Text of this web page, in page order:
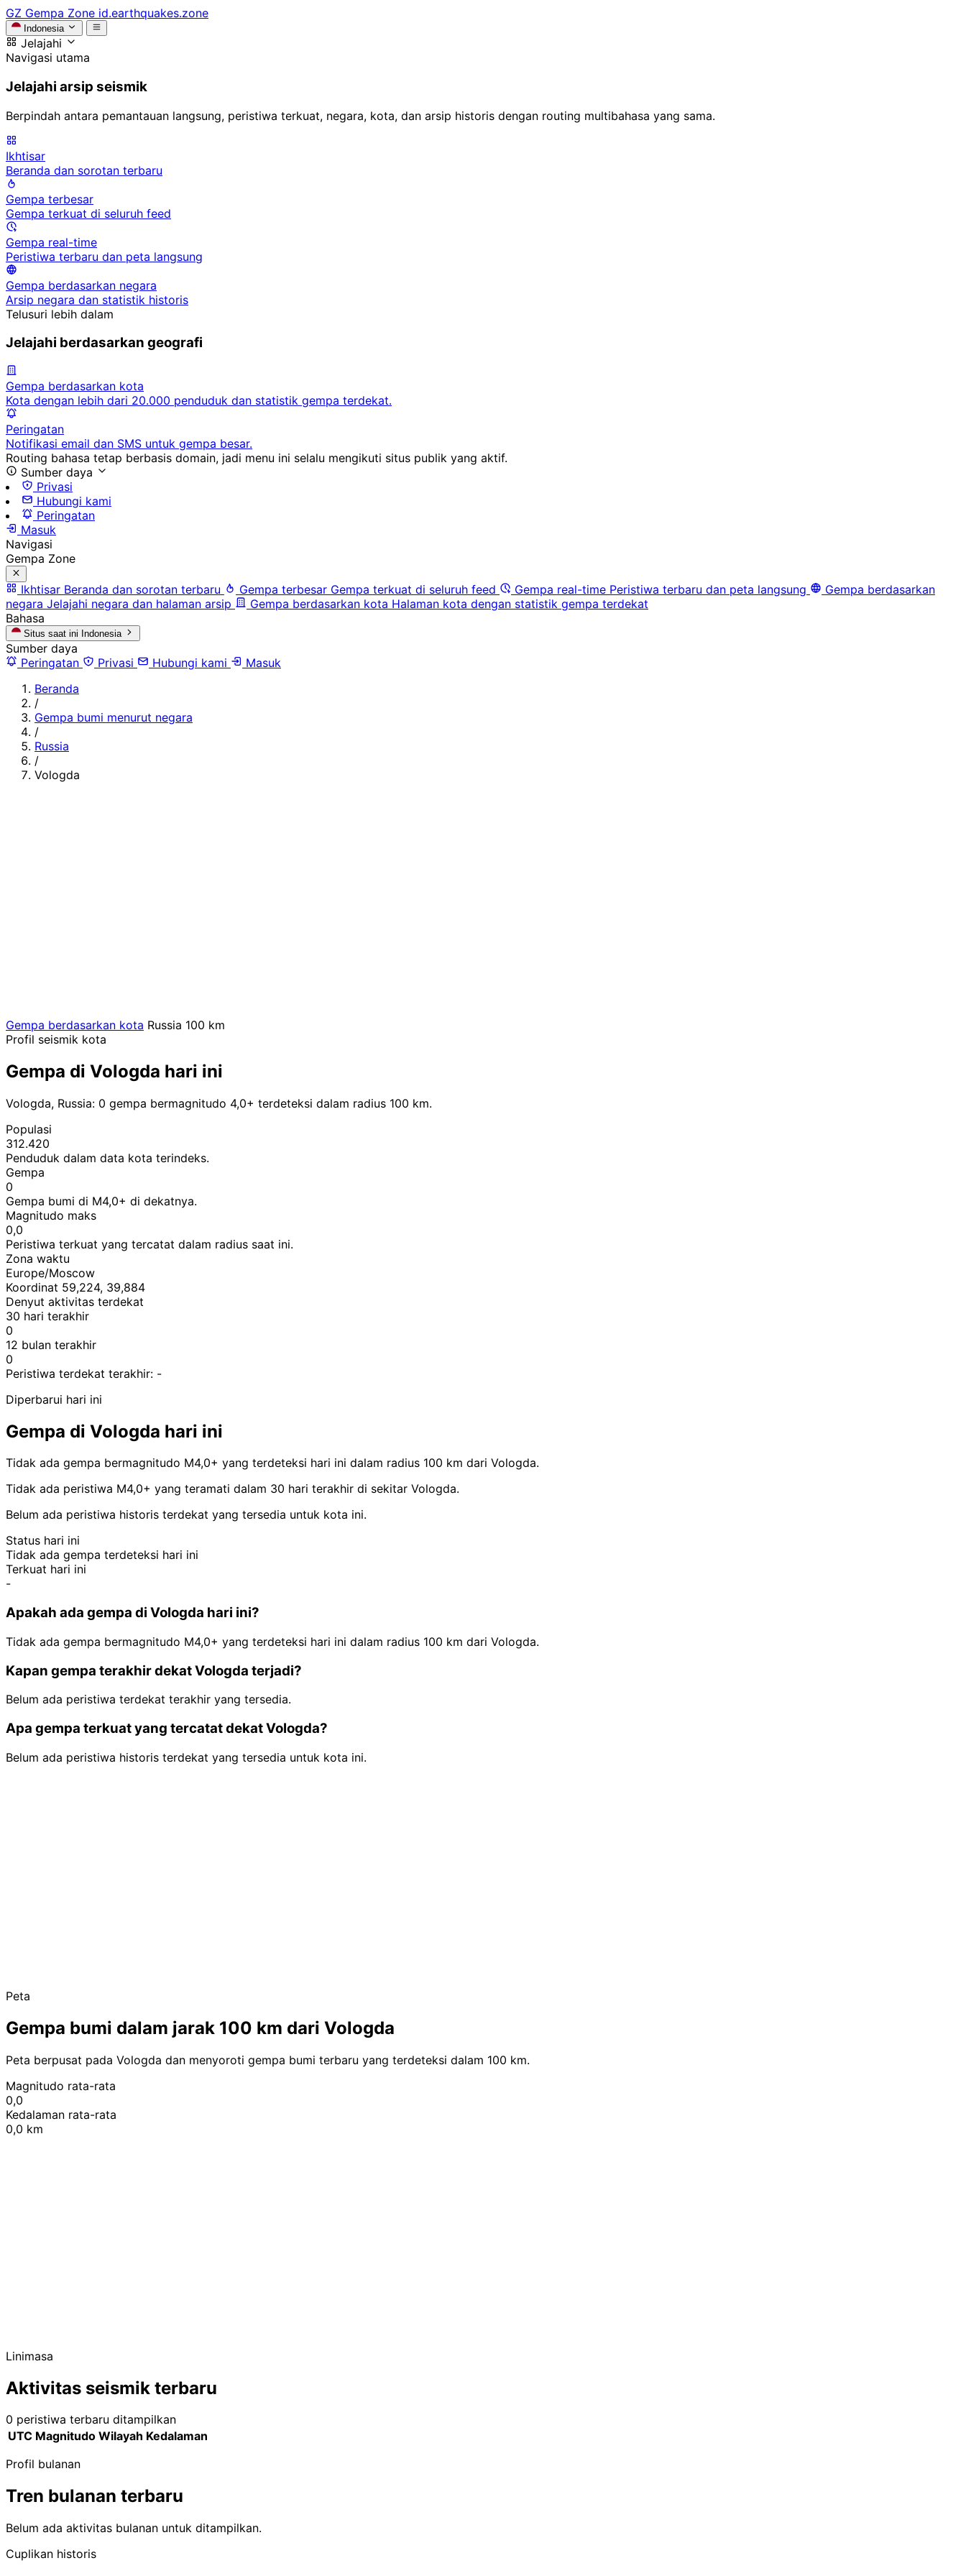
GZ Gempa Zone id.earthquakes.zone
Indonesia
Jelajahi
Navigasi utama
Jelajahi arsip seismik
Berpindah antara pemantauan langsung, peristiwa terkuat, negara, kota, dan arsip historis dengan routing multibahasa yang sama.
Ikhtisar
Beranda dan sorotan terbaru
Gempa terbesar
Gempa terkuat di seluruh feed
Gempa real-time
Peristiwa terbaru dan peta langsung
Gempa berdasarkan negara
Arsip negara dan statistik historis
Telusuri lebih dalam
Jelajahi berdasarkan geografi
Gempa berdasarkan kota
Kota dengan lebih dari 20.000 penduduk dan statistik gempa terdekat.
Peringatan
Notifikasi email dan SMS untuk gempa besar.
Routing bahasa tetap berbasis domain, jadi menu ini selalu mengikuti situs publik yang aktif.
Sumber daya
Privasi
Hubungi kami
Peringatan
Masuk
Navigasi
Gempa Zone
Ikhtisar Beranda dan sorotan terbaru Gempa terbesar Gempa terkuat di seluruh feed Gempa real-time Peristiwa terbaru dan peta langsung
Gempa berdasarkan
negara Jelajahi negara dan halaman arsip Gempa berdasarkan kota Halaman kota dengan statistik gempa terdekat
Bahasa
Situs saat ini Indonesia
Sumber daya
Peringatan
Privasi Hubungi kami
Masuk
Beranda
/
Gempa bumi menurut negara
/
Russia
/
Vologda
Gempa berdasarkan kota Russia 100 km
Profil seismik kota
Gempa di Vologda hari ini
Vologda, Russia: 0 gempa bermagnitudo 4,0+ terdeteksi dalam radius 100 km.
Populasi
312.420
Penduduk dalam data kota terindeks.
Gempa
0
Gempa bumi di M4,0+ di dekatnya.
Magnitudo maks
0,0
Peristiwa terkuat yang tercatat dalam radius saat ini.
Zona waktu
Europe/Moscow
Koordinat 59,224, 39,884
Denyut aktivitas terdekat
30 hari terakhir
0
12 bulan terakhir
0
Peristiwa terdekat terakhir: -
Diperbarui hari ini
Gempa di Vologda hari ini
Tidak ada gempa bermagnitudo M4,0+ yang terdeteksi hari ini dalam radius 100 km dari Vologda.
Tidak ada peristiwa M4,0+ yang teramati dalam 30 hari terakhir di sekitar Vologda.
Belum ada peristiwa historis terdekat yang tersedia untuk kota ini.
Status hari ini
Tidak ada gempa terdeteksi hari ini
Terkuat hari ini
-
Apakah ada gempa di Vologda hari ini?
Tidak ada gempa bermagnitudo M4,0+ yang terdeteksi hari ini dalam radius 100 km dari Vologda.
Kapan gempa terakhir dekat Vologda terjadi?
Belum ada peristiwa terdekat terakhir yang tersedia.
Apa gempa terkuat yang tercatat dekat Vologda?
Belum ada peristiwa historis terdekat yang tersedia untuk kota ini.
Peta
Gempa bumi dalam jarak 100 km dari Vologda
Peta berpusat pada Vologda dan menyoroti gempa bumi terbaru yang terdeteksi dalam 100 km.
Magnitudo rata-rata
0,0
Kedalaman rata-rata
0,0 km
Linimasa
Aktivitas seismik terbaru
0 peristiwa terbaru ditampilkan
UTC Magnitudo Wilayah Kedalaman
Profil bulanan
Tren bulanan terbaru
Belum ada aktivitas bulanan untuk ditampilkan.
Cuplikan historis